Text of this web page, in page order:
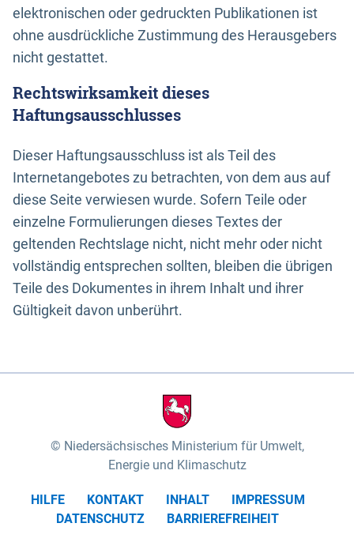
elektronischen oder gedruckten Publikationen ist
ohne ausdrückliche Zustimmung des Herausgebers
nicht gestattet.
Rechtswirksamkeit dieses
Haftungsausschlusses
Dieser Haftungsausschluss ist als Teil des
Internetangebotes zu betrachten, von dem aus auf
diese Seite verwiesen wurde. Sofern Teile oder
einzelne Formulierungen dieses Textes der
geltenden Rechtslage nicht, nicht mehr oder nicht
vollständig entsprechen sollten, bleiben die übrigen
Teile des Dokumentes in ihrem Inhalt und ihrer
Gültigkeit davon unberührt.
Niedersächsisches Ministerium für Umwelt,
Energie und Klimaschutz
HILFE KONTAKT INHALT
IMPRESSUM
DATENSCHUTZ
BARRIEREFREIHEIT